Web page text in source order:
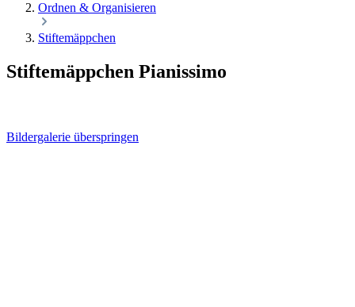
Ordnen & Organisieren
Stiftemäppchen
Stiftemäppchen Pianissimo
Bildergalerie überspringen